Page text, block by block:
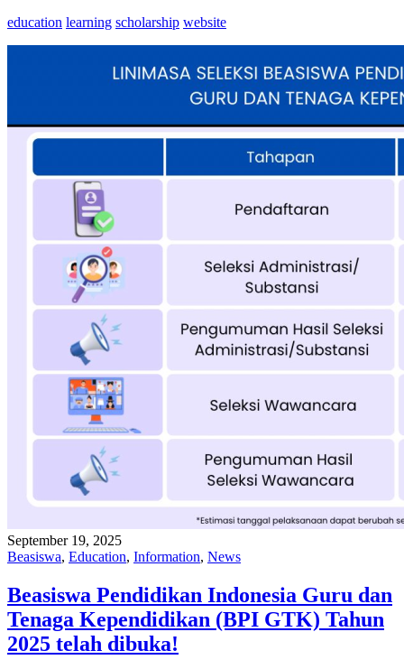
education learning scholarship website
September 19, 2025
Beasiswa, Education, Information, News
Beasiswa Pendidikan Indonesia Guru dan
Tenaga Kependidikan (BPI GTK) Tahun
2025 telah dibuka!